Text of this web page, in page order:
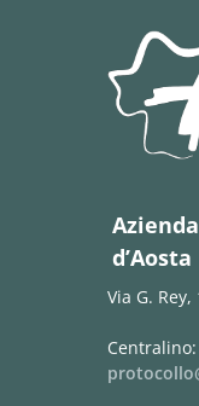
d’Aosta
Via G. Rey,
Centralino: